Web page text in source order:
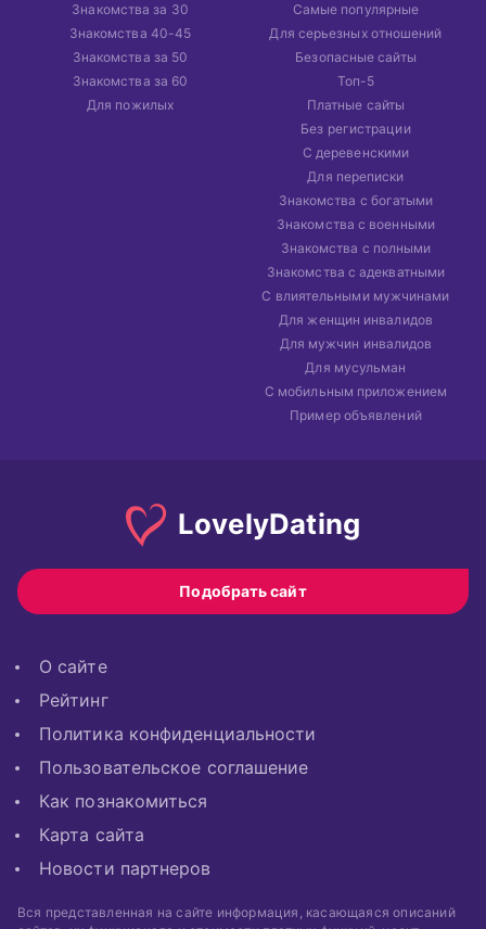
Знакомства за 30
Знакомства 40-45
Знакомства за 50
Знакомства за 60
Для пожилых
Самые популярные
Для серьезных отношений
Безопасные сайты
Топ-5
Платные сайты
Без регистрации
С деревенскими
Для переписки
Знакомства с богатыми
Знакомства с военными
Знакомства с полными
Знакомства с адекватными
С влиятельными мужчинами
Для женщин инвалидов
Для мужчин инвалидов
Для мусульман
С мобильным приложением
Пример объявлений
LovelyDating
Подобрать сайт
О сайте
Рейтинг
Политика конфиденциальности
Пользовательское соглашение
Как познакомиться
Карта сайта
Новости партнеров
Вся представленная на сайте информация, касающаяся описаний